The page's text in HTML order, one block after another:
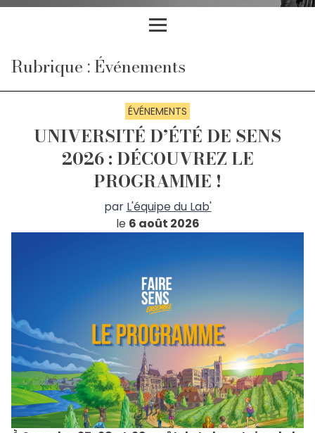
Rubrique : Événements
ÉVÉNEMENTS
UNIVERSITÉ D’ÉTÉ DE SENS
2026 : DÉCOUVREZ LE
PROGRAMME !
par L'équipe du Lab'
le 6 août 2026